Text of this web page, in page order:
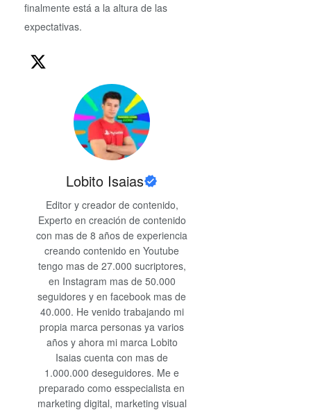
finalmente está a la altura de las
expectativas.
Lobito Isaias
Editor y creador de contenido,
Experto en creación de contenido
con mas de 8 años de experiencia
creando contenido en Youtube
tengo mas de 27.000 sucriptores,
en Instagram mas de 50.000
seguidores y en facebook mas de
40.000. He venido trabajando mi
propia marca personas ya varios
años y ahora mi marca Lobito
Isaias cuenta con mas de
1.000.000 deseguidores. Me e
preparado como esspecialista en
marketing digital, marketing visual